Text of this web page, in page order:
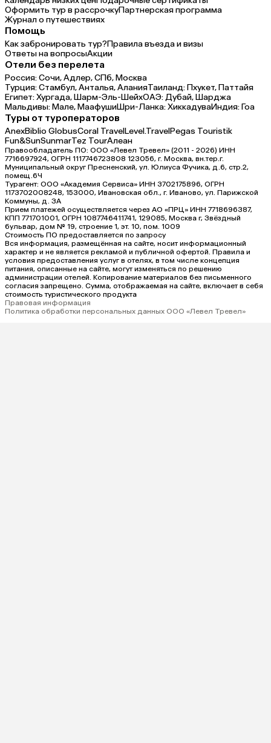
Оформить тур в рассрочкуПартнерская программа
Журнал о путешествиях
Помощь
Как забронировать тур?Правила въезда и визы
Ответы на вопросыАкции
Отели без перелета
Россия:Сочи,Адлер,СПб,Москва
Турция:Стамбул,Анталья,АланияТаиланд:Пхукет,Паттайя
Египет:Хургада,Шарм-Эль-ШейхОАЭ:Дубай,Шарджа
Мальдивы:Мале,МаафушиШри-Ланка:ХиккадуваИндия:Гоа
Туры от туроператоров
AnexBiblio GlobusCoral TravelLevel.TravelPegas Touristik
Fun&SunSunmarTez TourАлеан
Правообладатель ПО: ООО «Левел Тревел» (2011 - 2026) ИНН
7716697924, ОГРН 1117746723808 123056, г. Москва, вн.тер.г.
Муниципальный округ Пресненский, ул. Юлиуса Фучика, д.6, стр.2,
помещ.6Ч
Турагент: ООО «Академия Сервиса» ИНН 3702175896, ОГРН
1173702008248, 153000, Ивановская обл., г. Иваново, ул. Парижской
Коммуны, д. ЗА
Прием платежей осуществляется через АО «ПРЦ» ИНН 7718696387,
КПП 771701001, ОГРН 1087746411741, 129085, Москва г, Звёздный
бульвар, дом № 19, строение 1, эт. 10, пом. 1009
Стоимость ПО предоставляется по запросу
Вся информация, размещённая на сайте, носит информационный
характер и не является рекламой и публичной офертой. Правила и
условия предоставления услуг в отелях, в том числе концепция
питания, описанные на сайте, могут изменяться по решению
администрации отелей. Копирование материалов без письменного
согласия запрещено. Сумма, отображаемая на сайте, включает в себя
стоимость туристического продукта
Правовая информация
Политика обработки персональных данных ООО «Левел Тревел»